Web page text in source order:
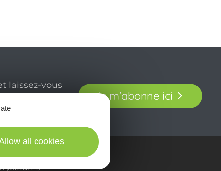
laissez-vous
Je m'abonne ici
picturES
all cookies